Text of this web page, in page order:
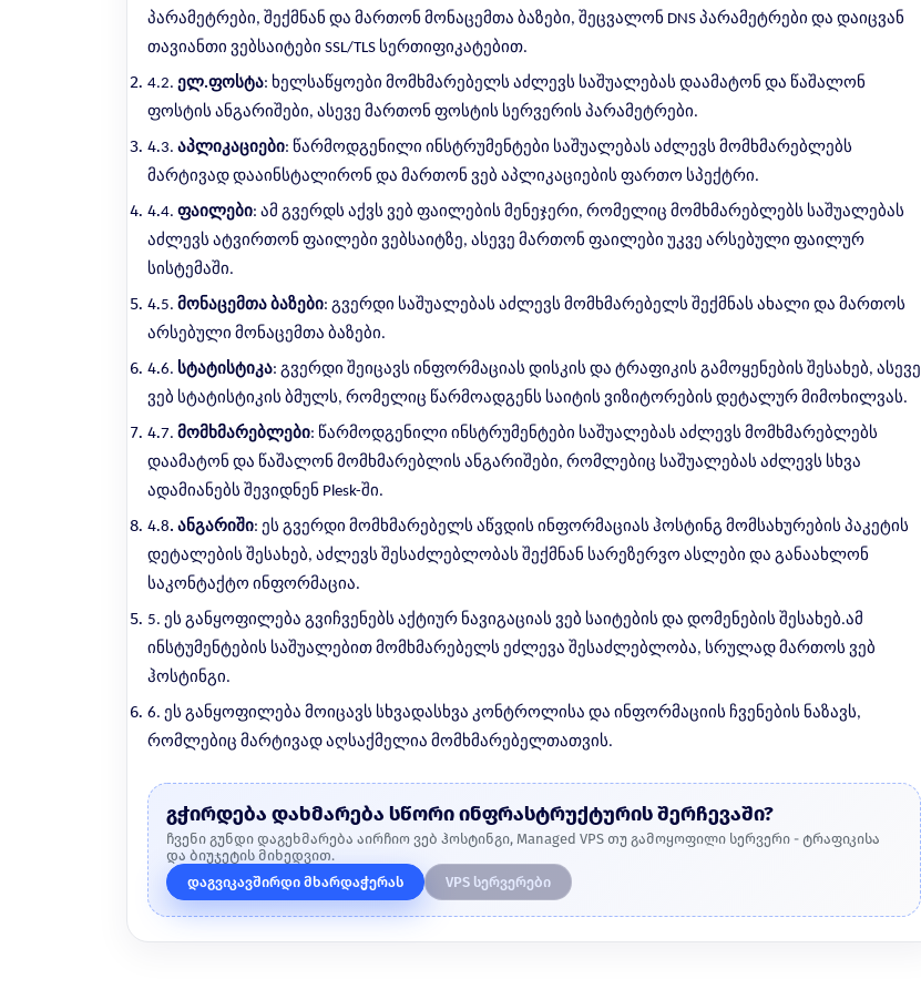
პარამეტრები, შექმნან და მართონ მონაცემთა ბაზები, შეცვალონ DNS პარამეტრები და დაიცვან
თავიანთი ვებსაიტები SSL/TLS სერთიფიკატებით.
4.2. ელ.ფოსტა: ხელსაწყოები მომხმარებელს აძლევს საშუალებას დაამატონ და წაშალონ
ფოსტის ანგარიშები, ასევე მართონ ფოსტის სერვერის პარამეტრები.
4.3. აპლიკაციები: წარმოდგენილი ინსტრუმენტები საშუალებას აძლევს მომხმარებლებს
მარტივად დააინსტალირონ და მართონ ვებ აპლიკაციების ფართო სპექტრი.
4.4. ფაილები: ამ გვერდს აქვს ვებ ფაილების მენეჯერი, რომელიც მომხმარებლებს საშუალებას
აძლევს ატვირთონ ფაილები ვებსაიტზე, ასევე მართონ ფაილები უკვე არსებული ფაილურ
სისტემაში.
4.5. მონაცემთა ბაზები: გვერდი საშუალებას აძლევს მომხმარებელს შექმნას ახალი და მართოს
არსებული მონაცემთა ბაზები.
4.6. სტატისტიკა: გვერდი შეიცავს ინფორმაციას დისკის და ტრაფიკის გამოყენების შესახებ, ასევე
ვებ სტატისტიკის ბმულს, რომელიც წარმოადგენს საიტის ვიზიტორების დეტალურ მიმოხილვას.
4.7. მომხმარებლები: წარმოდგენილი ინსტრუმენტები საშუალებას აძლევს მომხმარებლებს
დაამატონ და წაშალონ მომხმარებლის ანგარიშები, რომლებიც საშუალებას აძლევს სხვა
ადამიანებს შევიდნენ Plesk-ში.
4.8. ანგარიში: ეს გვერდი მომხმარებელს აწვდის ინფორმაციას ჰოსტინგ მომსახურების პაკეტის
დეტალების შესახებ, აძლევს შესაძლებლობას შექმნან სარეზერვო ასლები და განაახლონ
საკონტაქტო ინფორმაცია.
5. ეს განყოფილება გვიჩვენებს აქტიურ ნავიგაციას ვებ საიტების და დომენების შესახებ.ამ
ინსტუმენტების საშუალებით მომხმარებელს ეძლევა შესაძლებლობა, სრულად მართოს ვებ
ჰოსტინგი.
6. ეს განყოფილება მოიცავს სხვადასხვა კონტროლისა და ინფორმაციის ჩვენების ნაზავს,
რომლებიც მარტივად აღსაქმელია მომხმარებელთათვის.
გჭირდება დახმარება სწორი ინფრასტრუქტურის შერჩევაში?
ჩვენი გუნდი დაგეხმარება აირჩიო ვებ ჰოსტინგი, Managed VPS თუ გამოყოფილი სერვერი - ტრაფიკისა
და ბიუჯეტის მიხედვით.
დაგვიკავშირდი მხარდაჭერას
VPS სერვერები